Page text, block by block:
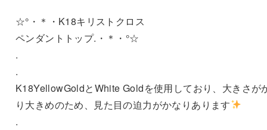
☆°・＊・K18キリストクロス
ペンダントトップ.・＊・°☆
.
.
K18YellowGoldとWhite Goldを使用しており、大きさが
り大きめのため、見た目の迫力がかなりあります
.